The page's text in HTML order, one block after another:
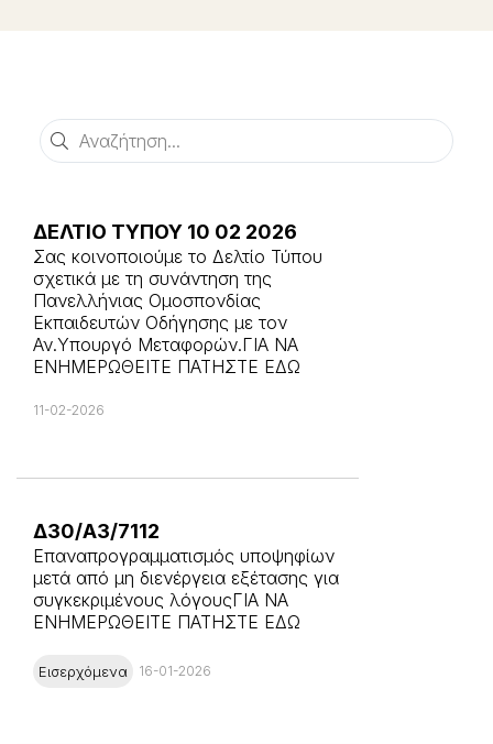
Αναζήτηση
ΔΕΛΤΙΟ ΤΥΠΟΥ 10 02 2026
Σας κοινοποιούμε το Δελτίο Τύπου
σχετικά με τη συνάντηση της
Πανελλήνιας Ομοσπονδίας
Εκπαιδευτών Οδήγησης με τον
Αν.Υπουργό Μεταφορών.ΓΙΑ ΝΑ
ΕΝΗΜΕΡΩΘΕΙΤΕ ΠΑΤΗΣΤΕ ΕΔΩ
11-02-2026
Δ30/Α3/7112
Επαναπρογραμματισμός υποψηφίων
μετά από μη διενέργεια εξέτασης για
συγκεκριμένους λόγουςΓΙΑ ΝΑ
ΕΝΗΜΕΡΩΘΕΙΤΕ ΠΑΤΗΣΤΕ ΕΔΩ
Εισερχόμενα 16-01-2026